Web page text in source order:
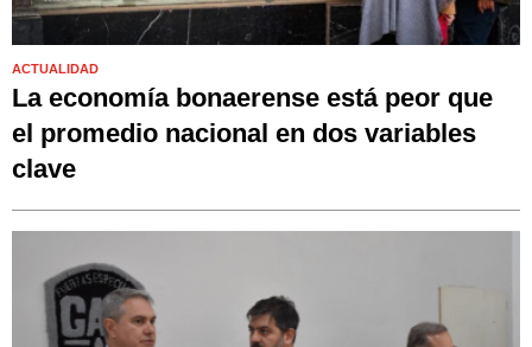
ACTUALIDAD
La economía bonaerense está peor que
el promedio nacional en dos variables
clave